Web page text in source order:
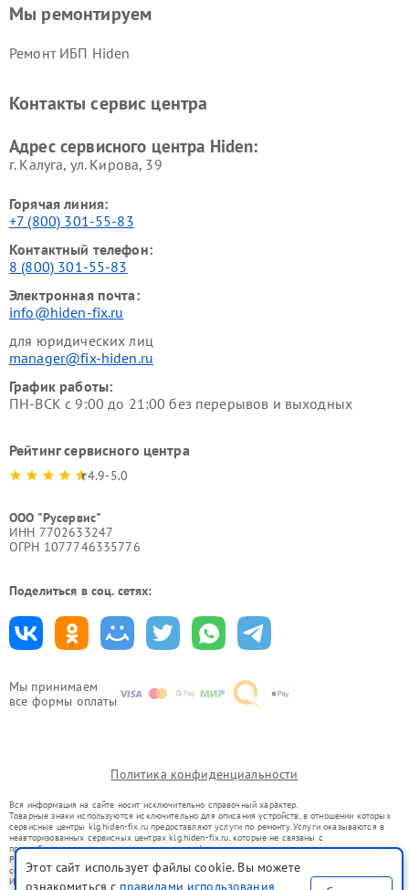
Мы принимаем
все формы оплаты
Мы ремонтируем
Ремонт ИБП Hiden
Контакты сервис центра
Адрес сервисного центра Hiden:
г. Калуга, ул. Кирова, 39
Горячая линия:
+7 (800) 301-55-83
Контактный телефон:
8 (800) 301-55-83
Электронная почта:
info@hiden-fix.ru
для юридических лиц
manager@fix-hiden.ru
График работы:
ПН-ВСК с 9:00 до 21:00 без перерывов и выходных
Рейтинг сервисного центра
4.9-5.0
ООО "Русервис"
ИНН 7702633247
ОГРН 1077746335776
Поделиться в соц. сетях:
Политика конфиденциальности
Вся информация на сайте носит исключительно справочный характер.
Товарные знаки используются исключительно для описания устройств, в отношении которых
сервисные центры klg.hiden-fix.ru предоставляют услуги по ремонту. Услуги оказываются в
неавторизованных сервисных центрах klg.hiden-fix.ru, которые не связаны с
правообладателями товарных знаков или их официальными представителями.
Ремонт осуществляется для устройств, уже введенных в гражданский оборот в соответствии
со статьей 1487 ГК РФ.
Использование товарных знаков не преследует цели индивидуализации услуг или введения
Этот сайт использует файлы cookie. Вы можете
ознакомиться с правилами использования